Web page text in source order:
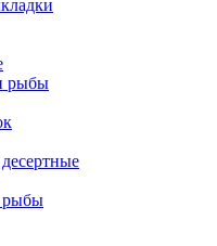
рыбы
рыбы